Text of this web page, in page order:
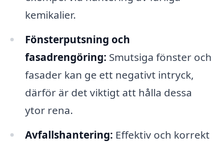
kemikalier.
Fönsterputsning och
fasadrengöring: Smutsiga fönster och
fasader kan ge ett negativt intryck,
därför är det viktigt att hålla dessa
ytor rena.
Avfallshantering: Effektiv och korrekt